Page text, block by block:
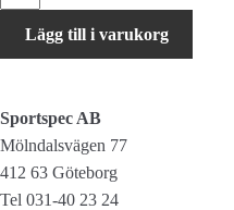
DEORE
Växelreglage
Set
Bygelband
mängd
Lägg till i varukorg
Sportspec AB
Mölndalsvägen 77
412 63 Göteborg
Tel 031-40 23 24